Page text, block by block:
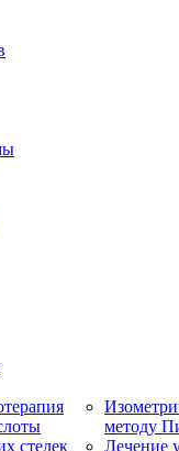
стелек
методу
Лечение